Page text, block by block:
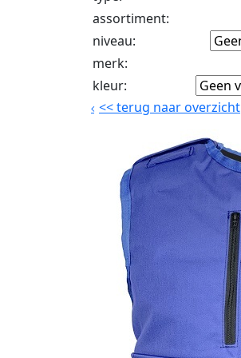
assortiment:
niveau:
merk:
kleur:
<<terug naar overzicht